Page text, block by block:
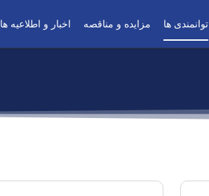
توانمندی ها مزایده و مناقصه اخبار و اطلاعیه ها